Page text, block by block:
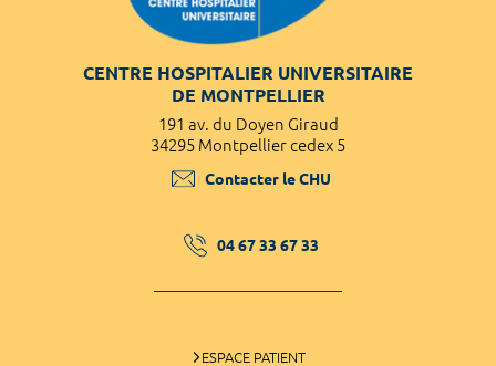
CENTRE HOSPITALIER UNIVERSITAIRE
DE MONTPELLIER
191 av. du Doyen Giraud
34295 Montpellier cedex 5
Contacter le CHU
04 67 33 67 33
ESPACE PATIENT